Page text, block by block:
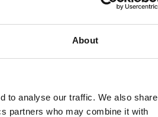
About
to analyse our traffic. We also share
partners who may combine it with